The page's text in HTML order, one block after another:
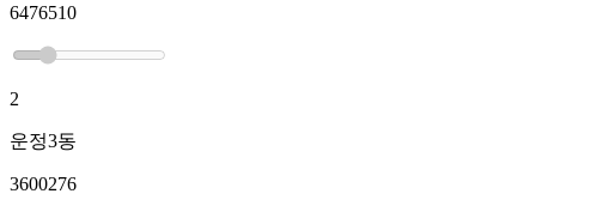
6476510
2
운정3동
3600276